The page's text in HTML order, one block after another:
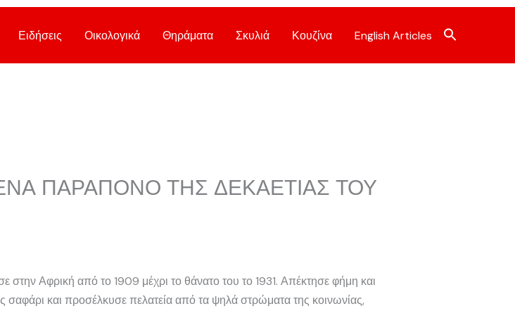
Ειδήσεις Οικολογικά Θηράματα Σκυλιά Κουζίνα English Articles
ΠΑΡΑΠΟΝΟ ΤΗΣ ΔΕΚΑΕΤΙΑΣ ΤΟΥ
Αφρική από το 1909 μέχρι το θάνατο του το 1931. Απέκτησε φήμη και
σαφάρι και προσέλκυσε πελατεία από τα ψηλά στρώματα της κοινωνίας,